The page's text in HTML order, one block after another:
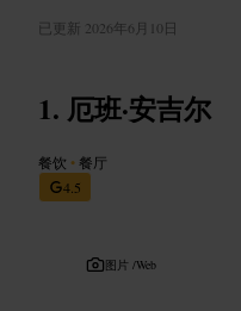
已更新 2026年6月10日
厄班·安吉尔
餐饮 •餐厅
4.5
图片 /Web